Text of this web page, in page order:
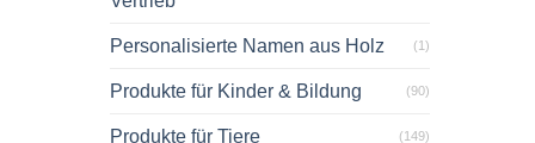
Personalisierte Namen aus Holz (1)
Produkte für Kinder & Bildung (90)
Produkte für Tiere (149)